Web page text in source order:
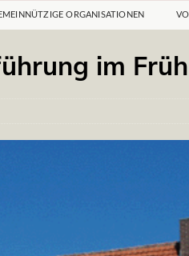
ORGANISATIONEN
im